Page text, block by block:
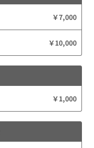
￥7,000
￥10,000
￥1,000